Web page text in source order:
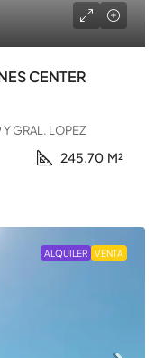
CENTER
GRAL. LOPEZ
245.70 M²
ALQUILER VENTA